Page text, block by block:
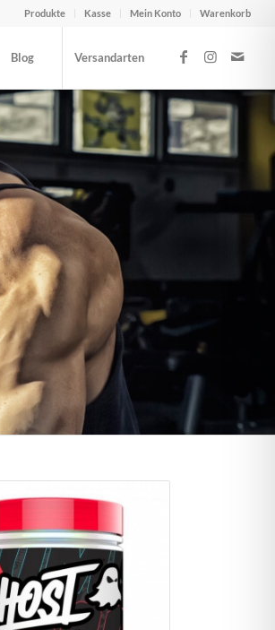
Produkte Kasse Mein Konto Warenkorb
Blog Versandarten